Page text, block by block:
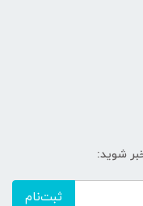
شوید:
ثبت‌نام